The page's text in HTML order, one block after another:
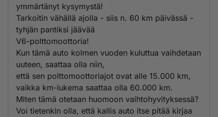
ymmärtänyt kysymystä!
Tarkoitin vähällä ajolla - siis n. 60 km päivässä -
tyhjän pantiksi jäävää
V6-polttomoottoria!
Kun tämä auto kolmen vuoden kuluttua vaihdetaan
uuteen, saattaa olla niin,
että sen polttomoottoriajot ovat alle 15.000 km,
vaikka km-lukema saattaa olla 60.000 km.
Miten tämä otetaan huomoon vaihtohyvityksessä?
Voi tietenkin olla, että kallis auto itse pitää kirjaa